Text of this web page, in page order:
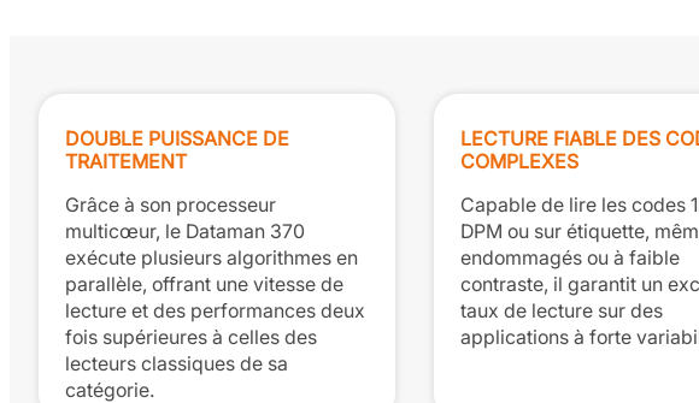
DOUBLE PUISSANCE DE
TRAITEMENT
Grâce à son processeur
multicœur, le Dataman 370
exécute plusieurs algorithmes en
parallèle, offrant une vitesse de
lecture et des performances deux
fois supérieures à celles des
lecteurs classiques de sa
catégorie.
LECTURE FIABLE DES
COMPLEXES
Capable de lire les codes
DPM ou sur étiquette,
endommagés ou à faible
contraste, il garantit un
taux de lecture sur des
applications à forte